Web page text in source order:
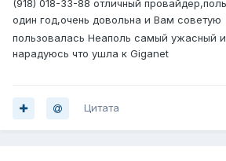
(918) 018-33-88 отличный
один год,очень довольна и Вам советую
пользовалась Неаполь самый ужасный
нарадуюсь что ушла к Giganet
Цитата